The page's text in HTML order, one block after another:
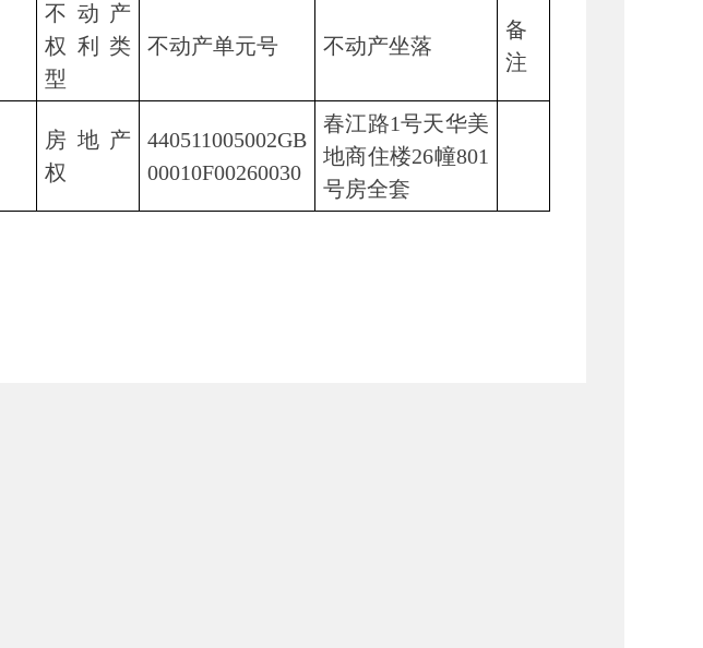
不动产
权利类
型
不动产单元号 不动产坐落
备
注
房地产
权
440511005002GB
00010F00260030
春江路1号天华美
地商住楼26幢801
号房全套